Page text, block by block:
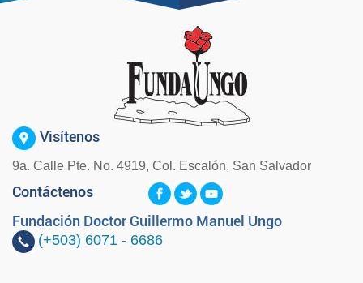
Visítenos
9a. Calle Pte. No. 4919, Col. Escalón, San Salvador
Contáctenos
Fundación Doctor Guillermo Manuel Ungo
(+503) 6071 - 6686